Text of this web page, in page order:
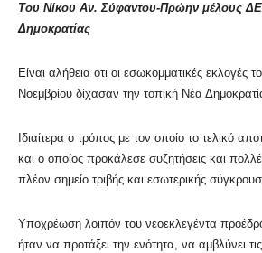
Του Νίκου Αν. Σύφαντου-Πρώην μέλους
Δημοκρατίας
Είναι αλήθεια οτι οι εσωκομματικές εκλογές
Νοεμβρίου δίχασαν την τοπική Νέα
Ιδιαίτερα ο τρόπος με τον οποίο το τελικό
και ο οποίος προκάλεσε συζητήσεις και
πλέον σημείο τριβής και εσωτερικής
Υποχρέωση λοιπόν του νεοεκλεγέντα
ήταν να προτάξει την ενότητα, να αμβλύνει